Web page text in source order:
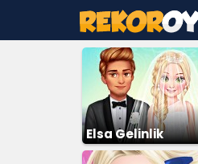
Elsa Gelinlik
Giydirme 3